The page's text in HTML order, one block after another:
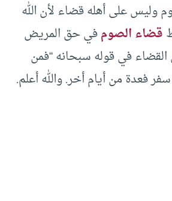
وليس على أهله قضاء لأن الله
قضاء الصومفي حق المريض
القضاء في قوله سبحانه “فمن
فعدة من أيام أخر. والله أعلم.